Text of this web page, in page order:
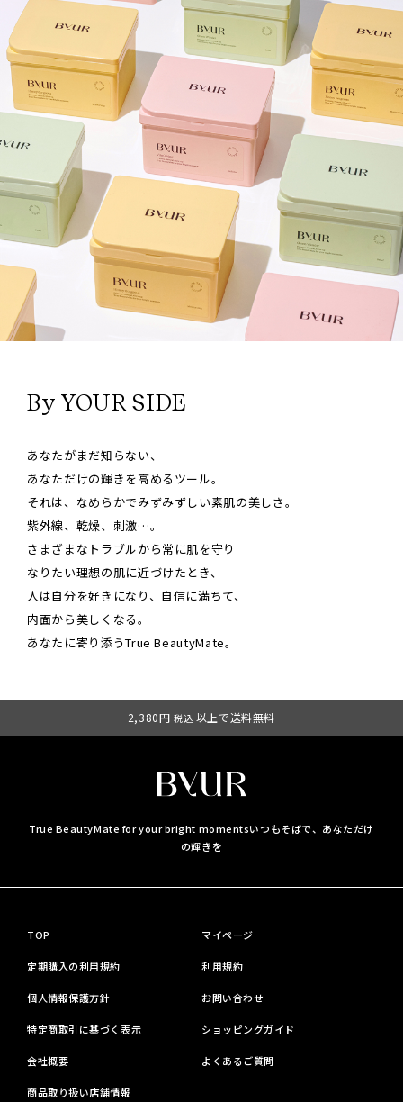
By YOUR SIDE
あなたがまだ知らない、
あなただけの輝きを高めるツール。
それは、なめらかでみずみずしい素肌の美しさ。
紫外線、乾燥、刺激…。
さまざまなトラブルから常に肌を守り
なりたい理想の肌に近づけたとき、
人は自分を好きになり、自信に満ちて、
内面から美しくなる。
あなたに寄り添うTrue BeautyMate。
2,380円税込 以上で送料無料
True BeautyMate for your bright momentsいつもそばで、あなただけ
の輝きを
TOP
定期購入の利用規約
個人情報保護方針
マイページ
利用規約
お問い合わせ
特定商取引に基づく表示
会社概要
商品取り扱い店舗情報
ショッピングガイド
よくあるご質問